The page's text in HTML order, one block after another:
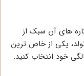
های آن سبک از
یکی از خاص ترین